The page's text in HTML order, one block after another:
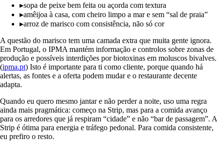
▸sopa de peixe bem feita ou açorda com textura
▸amêijoa à casa, com cheiro limpo a mar e sem “sal de praia”
▸arroz de marisco com consistência, não só cor
A questão do marisco tem uma camada extra que muita gente ignora.
Em Portugal, o IPMA mantém informação e controlos sobre zonas de
produção e possíveis interdições por biotoxinas em moluscos bivalves.
(ipma.pt) Isto é importante para ti como cliente, porque quando há
alertas, as fontes e a oferta podem mudar e o restaurante decente
adapta.
Quando eu quero mesmo jantar e não perder a noite, uso uma regra
ainda mais pragmática: começo na Strip, mas para a comida avanço
para os arredores que já respiram “cidade” e não “bar de passagem”. A
Strip é ótima para energia e tráfego pedonal. Para comida consistente,
eu prefiro o resto.